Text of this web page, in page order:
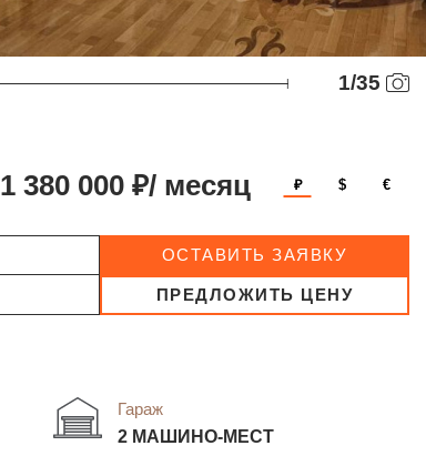
1/35
1 380 000 ₽/ месяц ₽ $ €
ОСТАВИТЬ ЗАЯВКУ
ПРЕДЛОЖИТЬ ЦЕНУ
Гараж
2 МАШИНО-МЕСТ